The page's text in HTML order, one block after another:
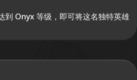
到 Onyx 等级，即可将这名独特英雄